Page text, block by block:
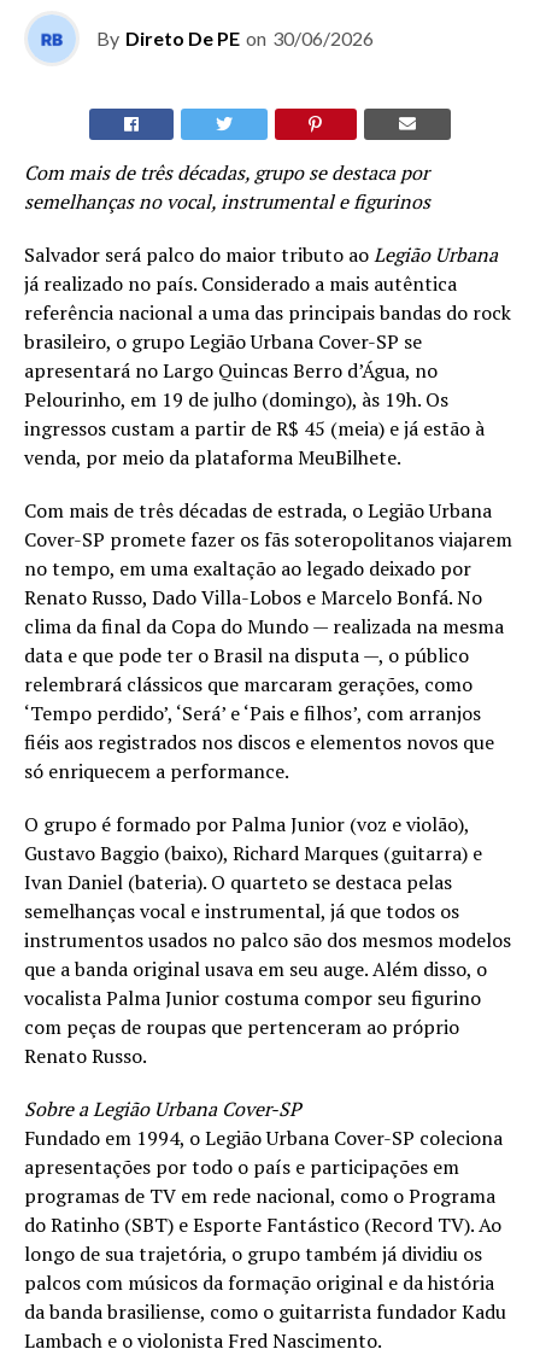
By Direto De PE on 30/06/2026
Com mais de três décadas, grupo se destaca por
semelhanças no vocal, instrumental e figurinos
Salvador será palco do maior tributo aoLegião Urbana
já realizado no país. Considerado a mais autêntica
referência nacional a uma das principais bandas do rock
brasileiro, o grupo Legião Urbana Cover-SP se
apresentará no Largo Quincas Berro d’Água, no
Pelourinho, em 19 de julho (domingo), às 19h. Os
ingressos custam a partir de R$ 45 (meia) e já estão à
venda, por meio da plataforma MeuBilhete.
Com mais de três décadas de estrada, o Legião Urbana
Cover-SP promete fazer os fãs soteropolitanos viajarem
no tempo, em uma exaltação ao legado deixado por
Renato Russo, Dado Villa-Lobos e Marcelo Bonfá. No
clima da final da Copa do Mundo — realizada na mesma
data e que pode ter o Brasil na disputa —, o público
relembrará clássicos que marcaram gerações, como
‘Tempo perdido’, ‘Será’ e ‘Pais e filhos’, com arranjos
fiéis aos registrados nos discos e elementos novos que
só enriquecem a performance.
O grupo é formado por Palma Junior (voz e violão),
Gustavo Baggio (baixo), Richard Marques (guitarra) e
Ivan Daniel (bateria). O quarteto se destaca pelas
semelhanças vocal e instrumental, já que todos os
instrumentos usados no palco são dos mesmos modelos
que a banda original usava em seu auge. Além disso, o
vocalista Palma Junior costuma compor seu figurino
com peças de roupas que pertenceram ao próprio
Renato Russo.
Sobre a Legião Urbana Cover-SP
Fundado em 1994, o Legião Urbana Cover-SP coleciona
apresentações por todo o país e participações em
programas de TV em rede nacional, como o Programa
do Ratinho (SBT) e Esporte Fantástico (Record TV). Ao
longo de sua trajetória, o grupo também já dividiu os
palcos com músicos da formação original e da história
da banda brasiliense, como o guitarrista fundador Kadu
Lambach e o violonista Fred Nascimento.